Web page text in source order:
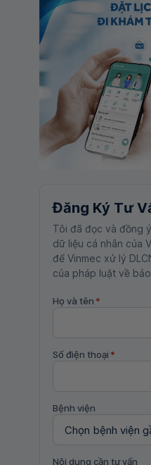
Đăng Ký Tư
Tôi đã đọc và đồng
dữ liệu cá nhân của
để Vinmec xử lý
của pháp luật về
Họ và tên *
Số điện thoại *
Bệnh viện
Nội dung cần tư vấn